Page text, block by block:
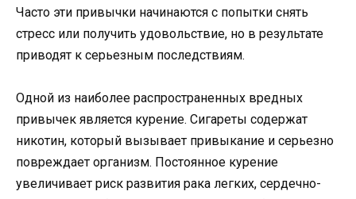
Часто эти привычки начинаются с попытки снять
стресс или получить удовольствие, но в результате
приводят к серьезным последствиям.
Одной из наиболее распространенных вредных
привычек является курение. Сигареты содержат
никотин, который вызывает привыкание и серьезно
повреждает организм. Постоянное курение
увеличивает риск развития рака легких, сердечно-